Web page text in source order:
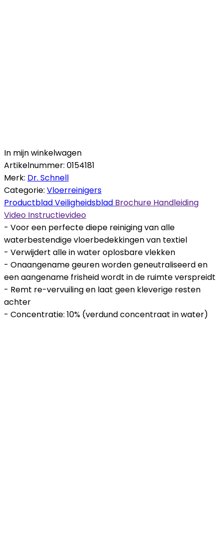
In mijn winkelwagen
Artikelnummer: 0154181
Merk: Dr. Schnell
Categorie: Vloerreinigers
ProductbladVeiligheidsblad Brochure Handleiding
Video Instructievideo
- Voor een perfecte diepe reiniging van alle
waterbestendige vloerbedekkingen van textiel
- Verwijdert alle in water oplosbare vlekken
- Onaangename geuren worden geneutraliseerd en
een aangename frisheid wordt in de ruimte verspreidt
- Remt re-vervuiling en laat geen kleverige resten
achter
- Concentratie: 10% (verdund concentraat in water)